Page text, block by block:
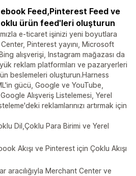
Feed,Pinterest Feed ve
ürün feed'leri oluşturun
e-ticaret işinizi yeni boyutlara
Pinterest yayını, Microsoft
alışverişi, Instagram mağazası da
reklam platformları ve pazaryerleri
beslemeleri oluşturun.Harness
gücü, Google ve YouTube,
Alışveriş Listelemesi, Yerel
reklamlarınızı artırmak için
Dil,Çoklu Para Birimi ve Yerel
Akışı ve Pinterest için Çoklu Akışı
aracılığıyla Merchant Center ve